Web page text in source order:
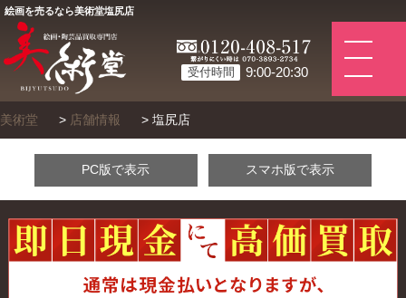
絵画を売るなら美術堂塩尻店
受付時間 9:00-20:30
美術堂 > 店舗情報 > 塩尻店
PC版で表示 スマホ版で表示